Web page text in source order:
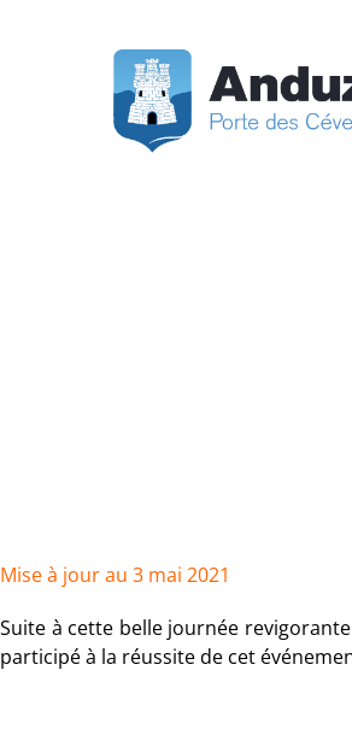
Mise à jour au 3 mai 2021
Suite à cette belle journée
participé à la réussite de cet